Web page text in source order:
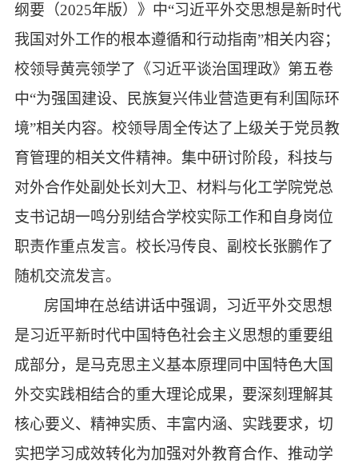
纲要（2025年版）》 中“习近平外交思想是新时代
我国对外工作的根本遵循和行动指南”相关内容；
校领导黄亮领学了《习近平谈治国理政》第五卷
中“为强国建设、民族复兴伟业营造更有利国际环
境”相关内容。 校领导周全传达了上级关于党员教
育管理的相关文件精神。 集中研讨阶段，科技与
对外合作处副处长刘大卫、材料与化工学院党总
支书记胡一鸣分别结合学校实际工作和自身岗位
职责作重点发言。校长冯传良、副校长张鹏作了
随机交流发言。
房国坤在总结讲话中强调，习近平外交思想
是习近平新时代中国特色社会主义思想的重要组
成部分，是马克思主义基本原理同中国特色大国
外交实践相结合的重大理论成果，要深刻理解其
核心要义、精神实质、丰富内涵、实践要求，切
实把学习成效转化为加强对外教育合作、推动学